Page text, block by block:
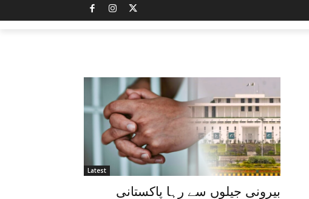
Latest
بیرونی جیلوں سے رہا پاکستانی